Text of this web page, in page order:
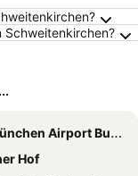
Schweitenkirchen?
Airport Business Hotel
Hof